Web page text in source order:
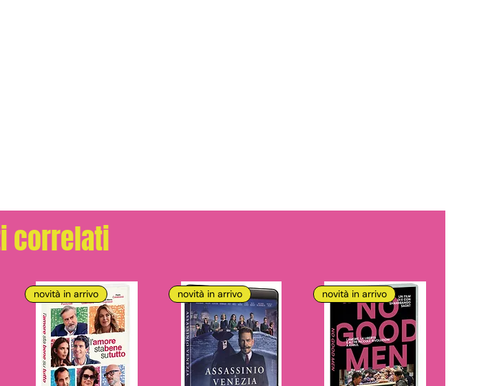
correlati
novità in arrivo novità in arrivo novità in arrivo